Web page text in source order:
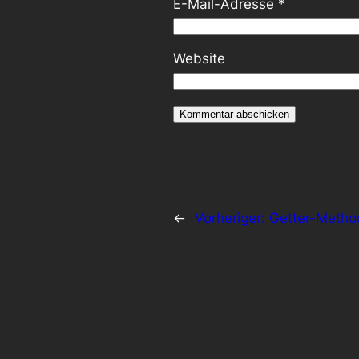
E-Mail-Adresse *
Website
← Vorheriger: Getter-